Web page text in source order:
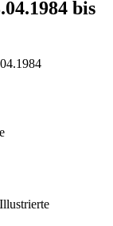
bis